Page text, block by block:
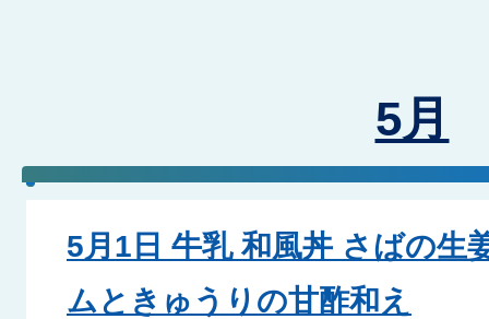
5月
5月1日 牛乳 和風丼 さばの生
ムときゅうりの甘酢和え